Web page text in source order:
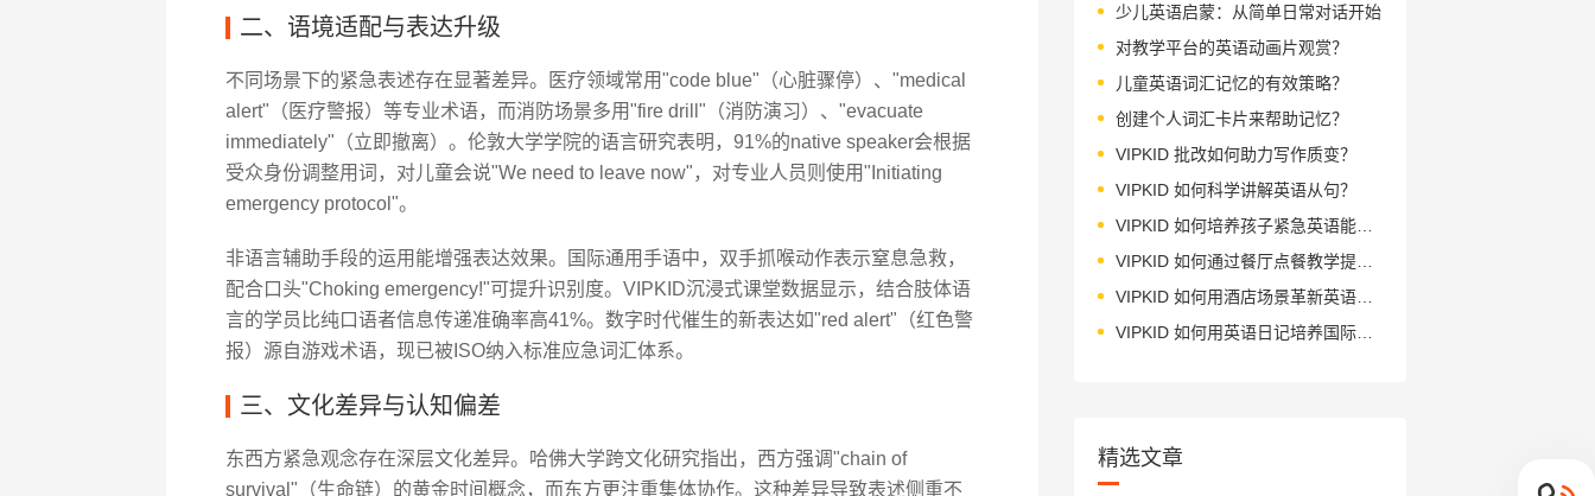
二、语境适配与表达升级
不同场景下的紧急表述存在显著差异。医疗领域常用"code blue"（心脏骤停）、"medical
alert"（医疗警报）等专业术语，而消防场景多用"fire drill"（消防演习）、"evacuate
immediately"（立即撤离）。伦敦大学学院的语言研究表明，91%的native speaker会根据
受众身份调整用词，对儿童会说"We need to leave now"，对专业人员则使用"Initiating
emergency protocol"。
非语言辅助手段的运用能增强表达效果。国际通用手语中，双手抓喉动作表示窒息急救，
配合口头"Choking emergency!"可提升识别度。VIPKID沉浸式课堂数据显示，结合肢体语
言的学员比纯口语者信息传递准确率高41%。数字时代催生的新表达如"red alert"（红色警
报）源自游戏术语，现已被ISO纳入标准应急词汇体系。
三、文化差异与认知偏差
东西方紧急观念存在深层文化差异。哈佛大学跨文化研究指出，西方强调"chain of
survival"（生命链）的黄金时间概念，而东方更注重集体协作。这种差异导致表述侧重不
少儿英语启蒙：从简单日常对话开始
对教学平台的英语动画片观赏？
儿童英语词汇记忆的有效策略？
创建个人词汇卡片来帮助记忆？
VIPKID 批改如何助力写作质变？
VIPKID 如何科学讲解英语从句？
VIPKID 如何培养孩子紧急英语能力？
VIPKID 如何通过餐厅点餐教学提升少儿英语应用能力？
VIPKID 如何用酒店场景革新英语教学？
VIPKID 如何用英语日记培养国际化人才？
精选文章